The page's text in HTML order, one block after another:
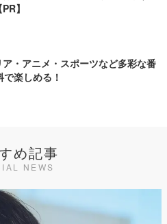
】
・アニメ・スポーツなど多彩な番
楽しめる！
め記事
NEWS